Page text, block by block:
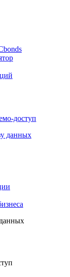
доступ
данных